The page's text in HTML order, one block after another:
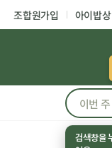
조합원가입 아이밥상
검색창을